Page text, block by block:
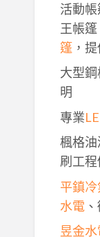
活動
王帳
篷，提
大型鋼
明
專業
楓格油
刷工
平鎮
水電、
昱金